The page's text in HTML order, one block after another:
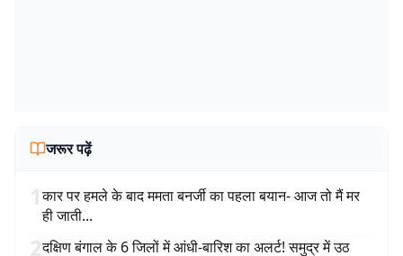
जरूर पढ़ें
1कार पर हमले के बाद ममता बनर्जी का पहला बयान- आज तो मैं मर
ही जाती...
2दक्षिण बंगाल के 6 जिलों में आंधी-बारिश का अलर्ट! समुद्र में उठ